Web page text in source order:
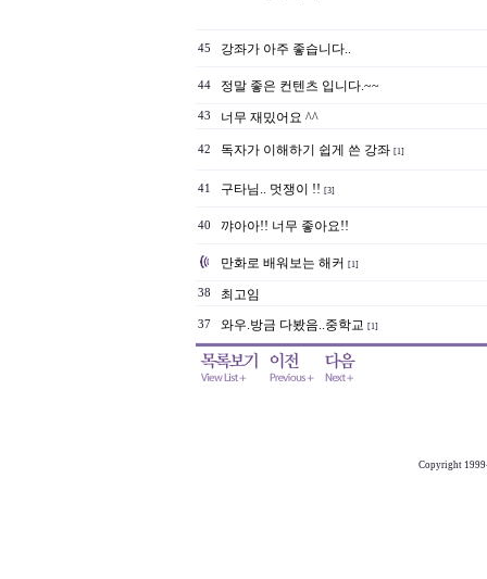
45 강좌가 아주 좋습니다..
44 정말 좋은 컨텐츠 입니다.~~
43 너무 재밌어요 ^^
42 독자가 이해하기 쉽게 쓴 강좌 [1]
41 구타님.. 멋쟁이 !! [3]
40 꺄아아!! 너무 좋아요!!
만화로 배워보는 해커 [1]
38 최고임
37 와우.방금 다봤음..중학교 [1]
Copyright